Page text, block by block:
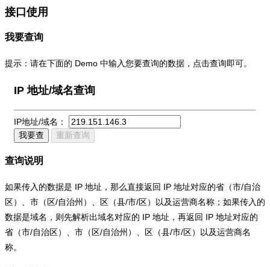
接口使用
我要查询
提示：请在下面的 Demo 中输入您要查询的数据，点击查询即可。
IP 地址/域名查询
IP地址/域名：
我要查
重新查询
查询说明
如果传入的数据是 IP 地址，那么直接返回 IP 地址对应的省（市/自治
区）、市（区/自治州）、区（县/市/区）以及运营商名称；如果传入的
数据是域名，则先解析出域名对应的 IP 地址，再返回 IP 地址对应的
省（市/自治区）、市（区/自治州）、区（县/市/区）以及运营商名
称。